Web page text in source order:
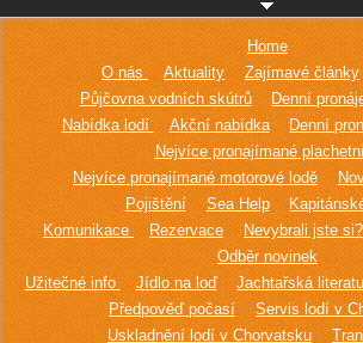
Home
O nás
Aktuality Zajímavé články
Půjčovna vodních skútrů
Denní
Nabídka lodí
Akční nabídka
Denní
Nejvíce pronajímané
Nejvíce pronajímané motorové lodě
Pojištění
Sea Help
Komunikace
Rezervace Nevybrali jste si?
Odběr novinek
Užitečné info
Jídlo na loď Jachtařská
Předpověď počasí
Servis lodí v
Uskladnění lodí v Chorvatsku